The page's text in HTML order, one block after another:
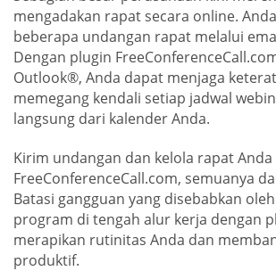
mengadakan rapat secara online.
beberapa undangan rapat melalui
Dengan plugin
Outlook®, Anda dapat menjaga
memegang kendali setiap jadwal
langsung dari kalender Anda.
Kirim undangan dan kelola rapat Anda
FreeConferenceCall.com, semuanya
Batasi gangguan yang disebabkan
program di tengah alur kerja dengan
merapikan rutinitas Anda dan
produktif.